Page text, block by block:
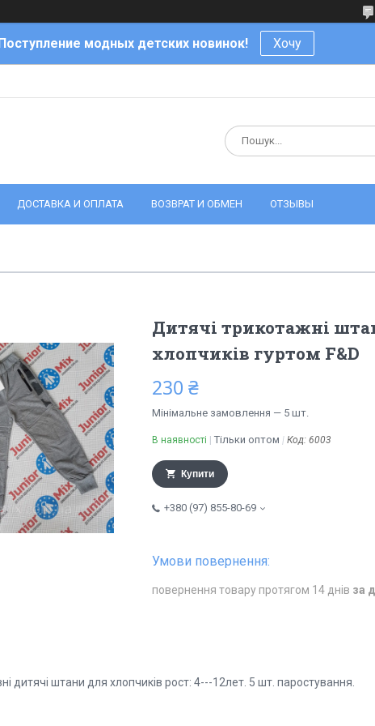
модных детских новинок! Хочу
ДОСТАВКА И ОПЛАТА ВОЗВРАТ И ОБМЕН ОТЗЫВЫ
Дитячі трикотажні
хлопчиків гуртом F&D
230 ₴
Мінімальне замовлення — 5 шт.
В наявності Тільки оптом Код: 6003
Купити
+380 (97) 855-80-69
повернення товару протягом 14 днів за
дитячі штани для хлопчиків рост: 4---12лет. 5 шт. паростування.